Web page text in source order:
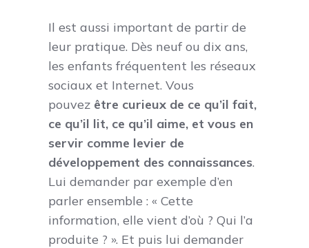
Il est aussi important de partir de
leur pratique. Dès neuf ou dix ans,
les enfants fréquentent les réseaux
sociaux et Internet. Vous
pouvez être curieux de ce qu’il fait,
ce qu’il lit, ce qu’il aime, et vous en
servir comme levier de
développement des connaissances.
Lui demander par exemple d’en
parler ensemble : « Cette
information, elle vient d’où ? Qui l’a
produite ? ». Et puis lui demander